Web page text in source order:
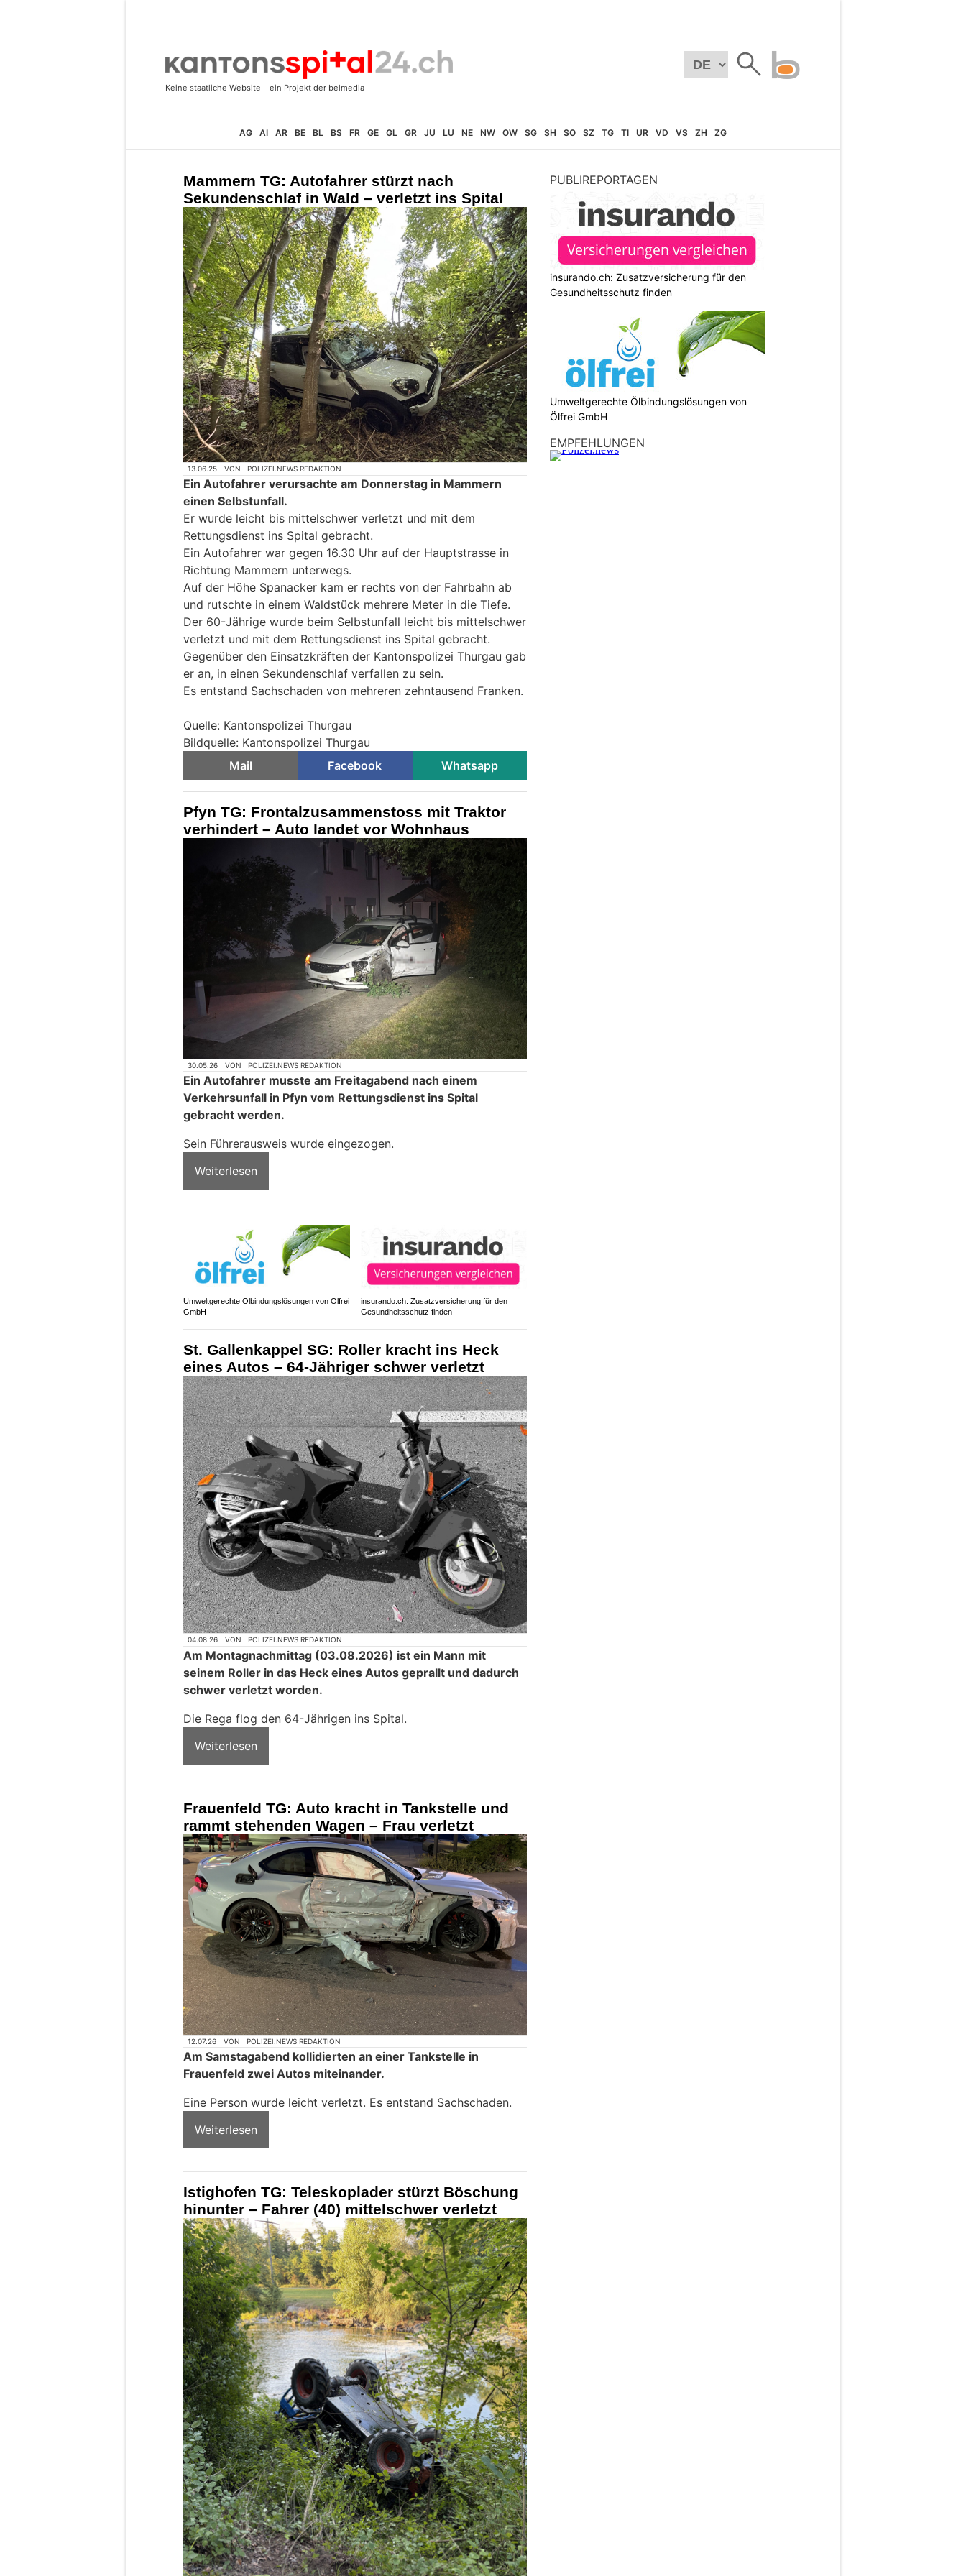
AG AI AR BE BL BS FR GE GL GR JU LU NE NW OW SG SH SO SZ TG TI UR VD VS ZH ZG
Mammern TG: Autofahrer stürzt nach
Sekundenschlaf in Wald – verletzt ins Spital
13.06.25 VON POLIZEI.NEWS REDAKTION
Ein Autofahrer verursachte am Donnerstag in Mammern
einen Selbstunfall.
Er wurde leicht bis mittelschwer verletzt und mit dem
Rettungsdienst ins Spital gebracht.
Ein Autofahrer war gegen 16.30 Uhr auf der Hauptstrasse in
Richtung Mammern unterwegs.
Auf der Höhe Spanacker kam er rechts von der Fahrbahn ab
und rutschte in einem Waldstück mehrere Meter in die Tiefe.
Der 60-Jährige wurde beim Selbstunfall leicht bis mittelschwer
verletzt und mit dem Rettungsdienst ins Spital gebracht.
Gegenüber den Einsatzkräften der Kantonspolizei Thurgau gab
er an, in einen Sekundenschlaf verfallen zu sein.
Es entstand Sachschaden von mehreren zehntausend Franken.
Quelle: Kantonspolizei Thurgau
Bildquelle: Kantonspolizei Thurgau
Mail
Facebook Whatsapp
Pfyn TG: Frontalzusammenstoss mit Traktor
verhindert – Auto landet vor Wohnhaus
30.05.26 VON POLIZEI.NEWS REDAKTION
Ein Autofahrer musste am Freitagabend nach einem
Verkehrsunfall in Pfyn vom Rettungsdienst ins Spital
gebracht werden.
Sein Führerausweis wurde eingezogen.
Weiterlesen
Umweltgerechte Ölbindungslösungen von Ölfrei
GmbH
insurando.ch: Zusatzversicherung für den
Gesundheitsschutz finden
St. Gallenkappel SG: Roller kracht ins Heck
eines Autos – 64-Jähriger schwer verletzt
04.08.26 VON POLIZEI.NEWS REDAKTION
Am Montagnachmittag (03.08.2026) ist ein Mann mit
seinem Roller in das Heck eines Autos geprallt und dadurch
schwer verletzt worden.
Die Rega flog den 64-Jährigen ins Spital.
Weiterlesen
Frauenfeld TG: Auto kracht in Tankstelle und
rammt stehenden Wagen – Frau verletzt
12.07.26 VON POLIZEI.NEWS REDAKTION
Am Samstagabend kollidierten an einer Tankstelle in
Frauenfeld zwei Autos miteinander.
Eine Person wurde leicht verletzt. Es entstand Sachschaden.
Weiterlesen
Istighofen TG: Teleskoplader stürzt Böschung
hinunter – Fahrer (40) mittelschwer verletzt
PUBLIREPORTAGEN
insurando.ch: Zusatzversicherung für den
Gesundheitsschutz finden
Umweltgerechte Ölbindungslösungen von
Ölfrei GmbH
EMPFEHLUNGEN